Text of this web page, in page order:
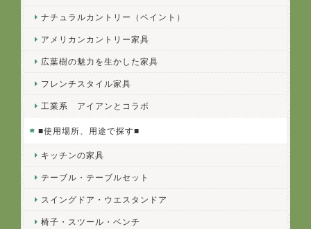
ナチュラルカントリー（ペイント）
アメリカンカントリー家具
広葉樹の魅力を生かした家具
フレンチスタイル家具
工業系 アイアンとコラボ
■使用場所、用途で探す■
キッチンの家具
テーブル・テーブルセット
スイングドア・ウエスタンドア
椅子・スツール・ベンチ